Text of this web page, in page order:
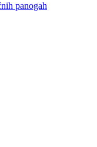
panogah